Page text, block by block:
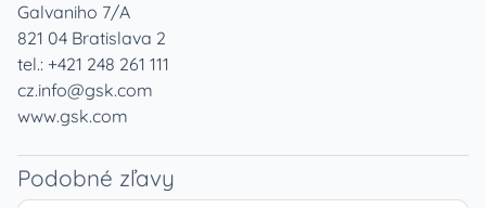
Galvaniho 7/A
821 04 Bratislava 2
tel.: +421 248 261 111
cz.info@gsk.com
www.gsk.com
Podobné zľavy